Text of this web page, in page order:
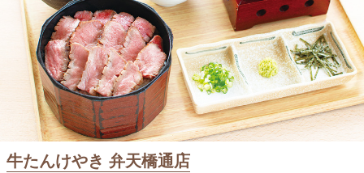
牛たんけやき 弁天橋通店